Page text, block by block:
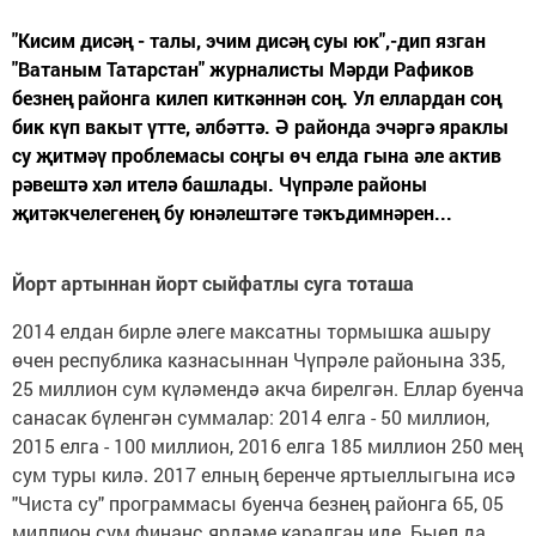
"Кисим дисәң - талы, эчим дисәң суы юк",-дип язган
"Ватаным Татарстан" журналисты Мәрди Рафиков
безнең районга килеп киткәннән соң. Ул еллардан соң
бик күп вакыт үтте, әлбәттә. Ә районда эчәргә яраклы
су җитмәү проблемасы соңгы өч елда гына әле актив
рәвештә хәл ителә башлады. Чүпрәле районы
җитәкчелегенең бу юнәлештәге тәкъдимнәрен...
Йорт артыннан йорт сыйфатлы суга тоташа
2014 елдан бирле әлеге максатны тормышка ашыру
өчен республика казнасыннан Чүпрәле районына 335,
25 миллион сум күләмендә акча бирелгән. Еллар буенча
санасак бүленгән суммалар: 2014 елга - 50 миллион,
2015 елга - 100 миллион, 2016 елга 185 миллион 250 мең
сум туры килә. 2017 елның беренче яртыеллыгына исә
"Чиста су" программасы буенча безнең районга 65, 05